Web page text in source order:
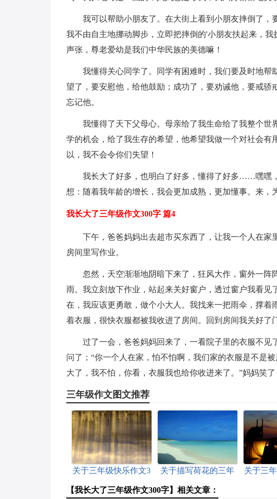
我可以帮助小朋友了。在大街上看到小朋友摔倒了，
我不由自主地挪动脚步，立即把摔倒的'小朋友扶起来，
声张，尊老爱幼是我们中华民族的美德嘛！
我懂得关心同学了。同学有困难时，我们要及时地帮
望了，要安慰他，给他鼓励；成功了，要劝诫他，要戒
忘记他。
我懂得了天下父母心。母亲给了我生命给了我整个世
学的机会，给了我生存的希望，他希望我做一个对社会
以，我不会令你们失望！
我长大了好多，也明白了好多，懂得了好多……嘿嘿
想：随着我年龄的增长，我会更加成熟，更加懂事。来，
我长大了三年级作文300字 篇4
下午，爸爸妈妈出去超市买东西了，让我一个人在家
房间里写作业。
忽然，天空渐渐地阴暗下来了，狂风大作，窗外一阵
雨。我立刻放下作业，站起来关好窗户，透过窗户我看见
在，我应该更勇敢，做个小大人。我找来一把雨伞，撑着
着衣服，很快衣服都被我收进了房间。回到房间我关好了
过了一会，爸爸妈妈回来了，一看院子里的衣服不
问了；“你一个人在家，怕不怕啊，我们家的衣服是不是
大了，我不怕，你看，衣服我也给你收进来了。”妈妈笑
三年级作文图文推荐
关于三年级快乐作文3
关于描写荷花的三年
关于三
【我长大了三年级作文300字】相关文章：